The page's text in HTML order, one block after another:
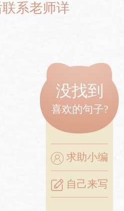
系老师详
没找到
喜欢的句子?
求助小编
自己来写